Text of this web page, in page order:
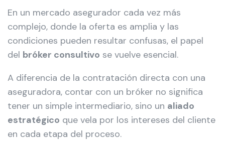
En un mercado asegurador cada vez más
complejo, donde la oferta es amplia y las
condiciones pueden resultar confusas, el papel
del bróker consultivo se vuelve esencial.
A diferencia de la contratación directa con una
aseguradora, contar con un bróker no significa
tener un simple intermediario, sino un aliado
estratégico que vela por los intereses del cliente
en cada etapa del proceso.